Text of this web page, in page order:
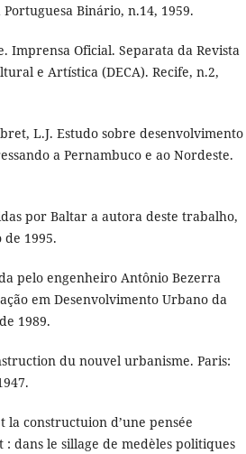
Binário, n.14, 1959.
Imprensa Oficial. Separata da Revista
e Artística (DECA). Recife, n.2,
L.J. Estudo sobre desenvolvimento
a Pernambuco e ao Nordeste.
por Baltar a autora deste trabalho,
1995.
pelo engenheiro Antônio Bezerra
em Desenvolvimento Urbano da
1989.
du nouvel urbanisme. Paris:
la constructuion d’une pensée
dans le sillage de medèles politiques